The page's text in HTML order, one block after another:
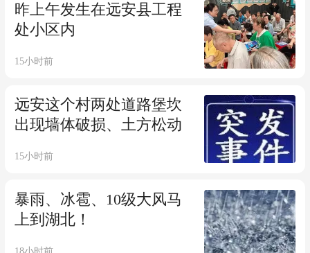
昨上午发生在远安县工程
处小区内
15小时前
远安这个村两处道路堡坎
出现墙体破损、土方松动
15小时前
暴雨、冰雹、10级大风马
上到湖北！